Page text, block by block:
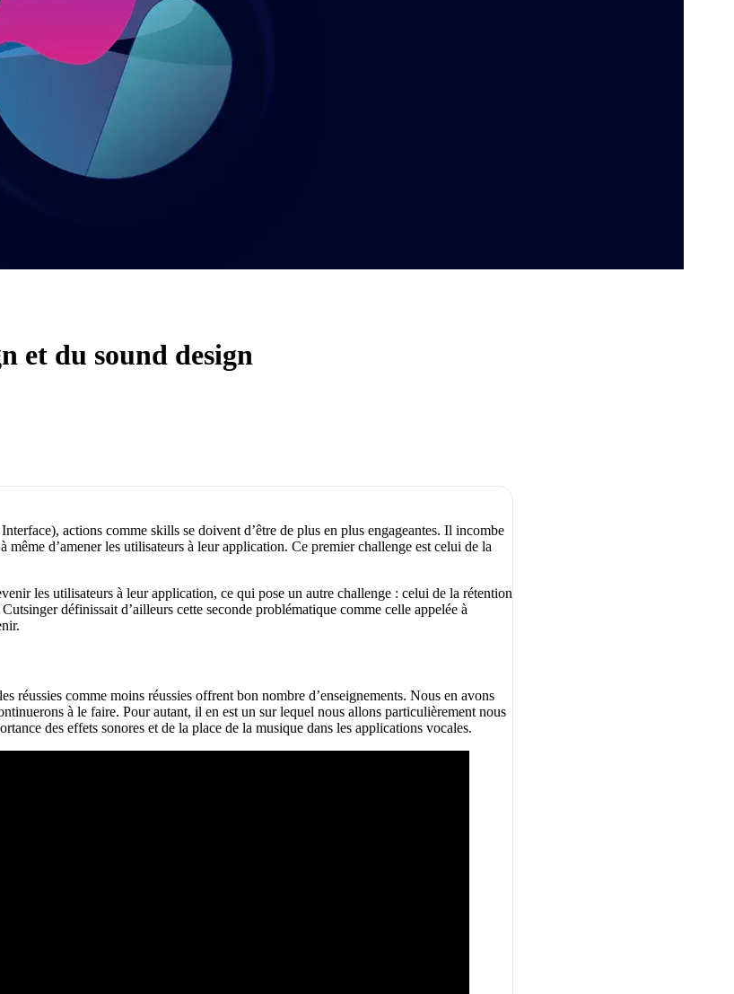
et du sound design
actions comme skills se doivent d’être de plus en plus engageantes. Il incombe
même d’amener les utilisateurs à leur application. Ce premier challenge est celui de la
les utilisateurs à leur application, ce qui pose un autre challenge : celui de la rétention
définissait d’ailleurs cette seconde problématique comme celle appelée à
réussies comme moins réussies offrent bon nombre d’enseignements. Nous en avons
à le faire. Pour autant, il en est un sur lequel nous allons particulièrement nous
des effets sonores et de la place de la musique dans les applications vocales.